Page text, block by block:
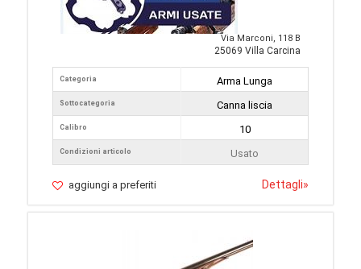
Via Marconi, 118 B
25069 Villa Carcina
Categoria
Sottocategoria
Calibro
Condizioni articolo
Arma Lunga
Canna liscia
10
Usato
aggiungi a preferiti Dettagli»